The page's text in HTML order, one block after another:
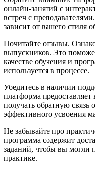
онлайн-занятий с
встреч с
зависит от вашего стиля
Почитайте отзывы.
выпускников. Это
качестве обучения и
используется в процессе.
Убедитесь в наличии
платформа
получать обратную связь
эффективного усвоения
Не забывайте про
программа содержит
заданий, чтобы вы могли
практике.